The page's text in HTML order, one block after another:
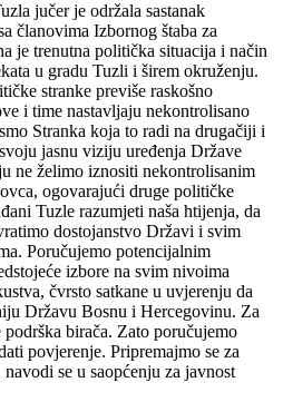
jučer je održala sastanak
članovima Izbornog štaba za
je trenutna politička situacija i način
u gradu Tuzli i širem okruženju.
stranke previše raskošno
i time nastavljaju nekontrolisano
Stranka koja to radi na drugačiji i
jasnu viziju uređenja Države
ne želimo iznositi nekontrolisanim
ogovarajući druge političke
Tuzle razumjeti naša htijenja, da
dostojanstvo Državi i svim
Poručujemo potencijalnim
izbore na svim nivoima
čvrsto satkane u uvjerenju da
Državu Bosnu i Hercegovinu. Za
podrška birača. Zato poručujemo
povjerenje. Pripremajmo se za
se u saopćenju za javnost